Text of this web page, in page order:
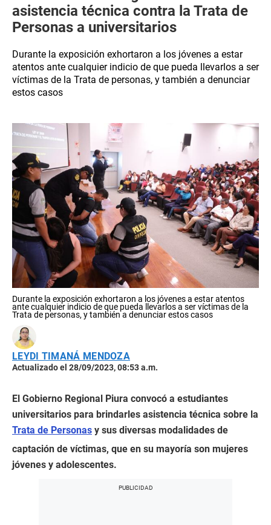
asistencia técnica contra la Trata de
Personas a universitarios
Durante la exposición exhortaron a los jóvenes a estar
atentos ante cualquier indicio de que pueda llevarlos a ser
víctimas de la Trata de personas, y también a denunciar
estos casos
Durante la exposición exhortaron a los jóvenes a estar atentos
ante cualquier indicio de que pueda llevarlos a ser víctimas de la
Trata de personas, y también a denunciar estos casos
LEYDI TIMANÁ MENDOZA
Actualizado el 28/09/2023, 08:53 a.m.
El Gobierno Regional Piura convocó a estudiantes
universitarios para brindarles asistencia técnica sobre la
Trata de Personas y sus diversas modalidades de
captación de víctimas, que en su mayoría son mujeres
jóvenes y adolescentes.